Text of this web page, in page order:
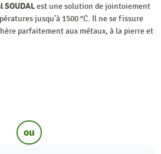
est une solution de jointoiement
jusqu'à 1500 °C. Il ne se fissure
parfaitement aux métaux, à la pierre et
ou